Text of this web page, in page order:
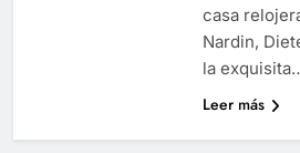
casa
Nardin,
la
Leer más